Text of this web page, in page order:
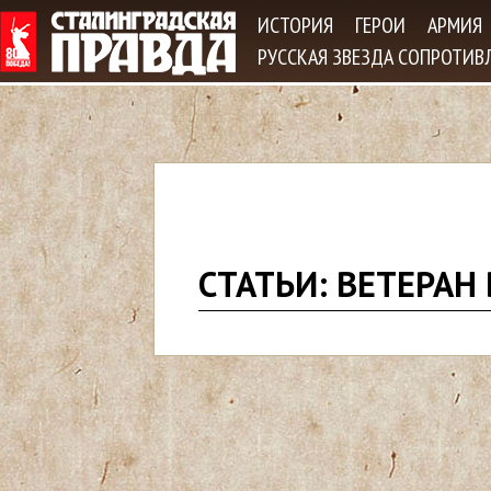
ИСТОРИЯ ГЕРОИ
АРМИЯ
РУССКАЯ ЗВЕЗДА
ы
з
д
СТАТЬИ: